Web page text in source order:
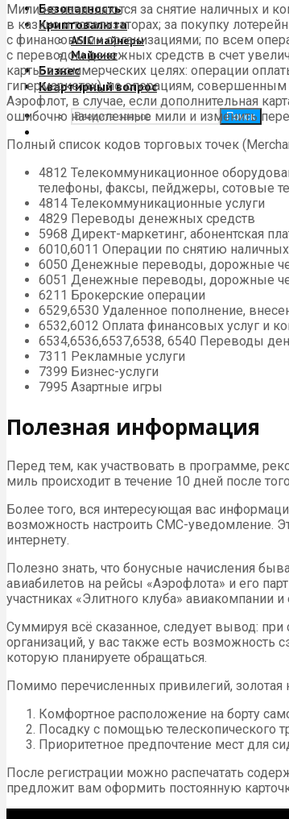
Безопасность
Криптовалюта
ASIC майнеры
Майнинг
Бизнес
Квартирный вопрос
Поиск
Мили не начисляются за снятие наличных и
в казино и тотализаторах; за покупку
с финансовыми организациями; по всем
с переводом денежных средств в счет
карты в коммерческих целях: операции
гипермаркетах), по операциям, совершенным
Аэрофлот, в случае, если дополнительная
ошибочно начисленные мили и изменить
Полный список кодов торговых точек
4812 Телекоммуникационное
телефоны, факсы, пейджеры, сотовые
4814 Телекоммуникационные услуги
4829 Переводы денежных средств
5968 Директ-маркетинг, абонентская
6010,6011 Операции по снятию наличных
6050 Денежные переводы, дорожные
6051 Денежные переводы, дорожные
6211 Брокерские операции
6529,6530 Удаленное пополнение,
6532,6012 Оплата финансовых услуг и
6534,6536,6537,6538, 6540 Переводы
7311 Рекламные услуги
7399 Бизнес-услуги
7995 Азартные игры
Полезная информация
Перед тем, как участвовать в программе,
миль происходит в течение 10 дней после
Более того, вся интересующая вас
возможность настроить СМС-уведомление.
интернету.
Полезно знать, что бонусные начисления
авиабилетов на рейсы «Аэрофлота» и его
участниках «Элитного клуба» авиакомпании и
Суммируя всё сказанное, следует вывод:
организаций, у вас также есть возможность
которую планируете обращаться.
Помимо перечисленных привилегий, золотая
Комфортное расположение на борту
Посадку с помощью телескопического
Приоритетное предпочтение мест для
После регистрации можно распечатать
предложит вам оформить постоянную